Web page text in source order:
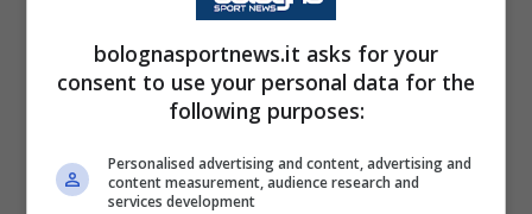
per domani.
Portieri:Pessina, Ravaglia, Skorupski;
Difensori: Casale, Heggem, Holm, Lucumi,
Lykogiannis, Miranda, Vitik, Zortea;
bolognasportnews.it asks for your
consent to use your personal data for the
following purposes:
Personalised advertising and content, advertising and
content measurement, audience research and
services development